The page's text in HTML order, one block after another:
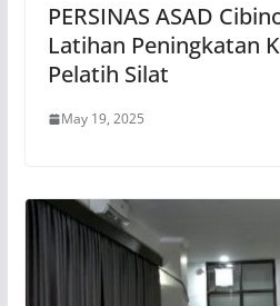
PERSINAS ASAD
Latihan Peningkatan
Pelatih Silat
May 19, 2025